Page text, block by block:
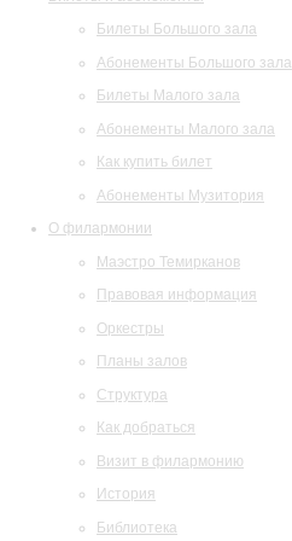
Билеты Большого зала
Абонементы Большого зала
Билеты Малого зала
Абонементы Малого зала
Как купить билет
Абонементы Музитория
О филармонии
Маэстро Темирканов
Правовая информация
Оркестры
Планы залов
Структура
Как добраться
Визит в филармонию
История
Библиотека